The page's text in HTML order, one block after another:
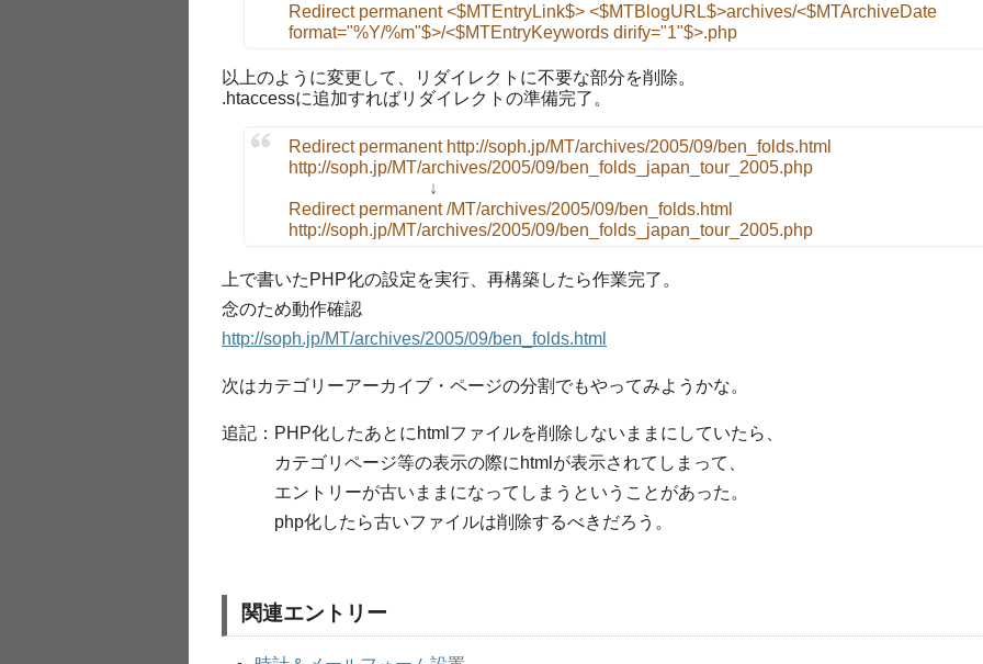
Redirect permanent<$MTEntryLink$> <$MTBlogURL$>archives/<$MTArchiveDate
format="%Y/%m"$>/<$MTEntryKeywords dirify="1"$>.php
以上のように変更して、リダイレクトに不要な部分を削除。
.htaccessに追加すればリダイレクトの準備完了。
Redirect permanent http://soph.jp/MT/archives/2005/09/ben_folds.html
http://soph.jp/MT/archives/2005/09/ben_folds_japan_tour_2005.php
↓
Redirect permanent /MT/archives/2005/09/ben_folds.html
http://soph.jp/MT/archives/2005/09/ben_folds_japan_tour_2005.php
上で書いたPHP化の設定を実行、再構築したら作業完了。
念のため動作確認
http://soph.jp/MT/archives/2005/09/ben_folds.html
次はカテゴリーアーカイブ・ページの分割でもやってみようかな。
追記：PHP化したあとにhtmlファイルを削除しないままにしていたら、
カテゴリページ等の表示の際にhtmlが表示されてしまって、
エントリーが古いままになってしまうということがあった。
php化したら古いファイルは削除するべきだろう。
関連エントリー